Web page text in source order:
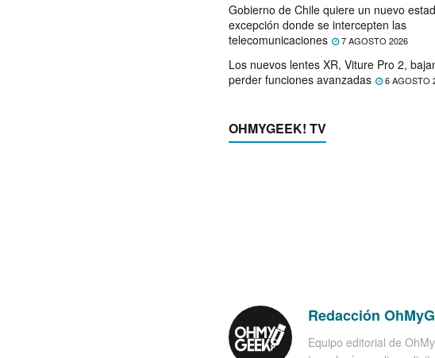
Gobierno de Chile quiere un nuevo
excepción donde se intercepten las
telecomunicaciones
7 AGOSTO 2026
Los nuevos lentes XR, Viture Pro 2,
perder funciones avanzadas
6 AGOSTO
OHMYGEEK! TV
Redacción
Equipo editorial de